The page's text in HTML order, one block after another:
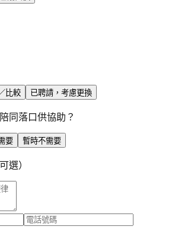
比較 已聘請，考慮更換
同落口供協助？
要 暫時不需要
可選）